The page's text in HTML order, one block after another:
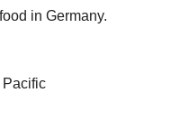
in Germany.
Pacific